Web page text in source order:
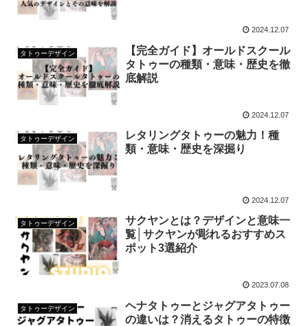
2024.12.07
タトゥーデザイン
【完全ガイド】オールドスクール
タトゥーの種類・意味・歴史を徹
底解説
2024.12.07
タトゥーデザイン
レタリングタトゥーの魅力！種
類・意味・歴史を深掘り
2024.12.07
タトゥーデザイン
サクヤンとは？デザインと意味一
覧│サクヤンが彫れるおすすめス
ポット3選紹介
2023.07.08
タトゥーデザイン
ヘナタトゥーとジャグアタトゥー
の違いは？消えるタトゥーの特徴